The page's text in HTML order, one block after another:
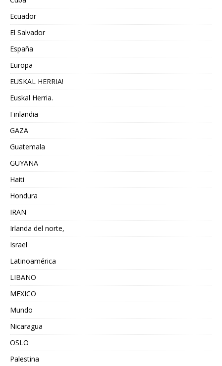
Ecuador
El Salvador
España
Europa
EUSKAL HERRIA!
Euskal Herria.
Finlandia
GAZA
Guatemala
GUYANA
Haiti
Hondura
IRAN
Irlanda del norte,
Israel
Latinoamérica
LIBANO
MEXICO
Mundo
Nicaragua
OSLO
Palestina